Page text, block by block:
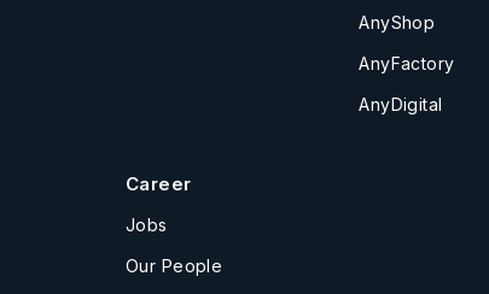
AnyShop
AnyFactory
AnyDigital
Career
Jobs
Our People